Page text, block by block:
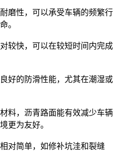
磨性，可以承受车辆的频繁行
。
较快，可以在较短时间内完成
好的防滑性能，尤其在潮湿或
料，沥青路面能有效减少车辆
更为友好。
对简单，如修补坑洼和裂缝